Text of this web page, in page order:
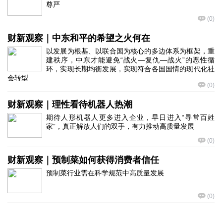
尊严
(0)
财新观察｜中东和平的希望之火何在
以发展为根基、以联合国为核心的多边体系为框架，重
建秩序，中东才能避免“战火—复仇—战火”的恶性循
环，实现长期均衡发展，实现符合各国国情的现代化社
会转型
(0)
财新观察｜理性看待机器人热潮
期待人形机器人更多进入企业，早日进入“寻常百姓
家”，真正解放人们的双手，有力推动高质量发展
(0)
财新观察｜预制菜如何获得消费者信任
预制菜行业需在科学规范中高质量发展
(0)